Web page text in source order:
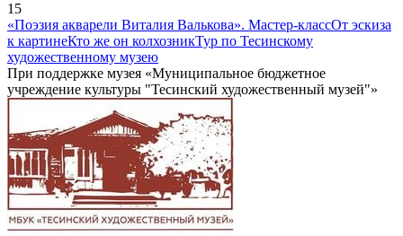
15
«Поэзия акварели Виталия Валькова». Мастер-классОт эскиза
к картинеКто же он колхозникТур по Тесинскому
художественному музею
При поддержке музея «Муниципальное бюджетное
учреждение культуры "Тесинский художественный музей"»